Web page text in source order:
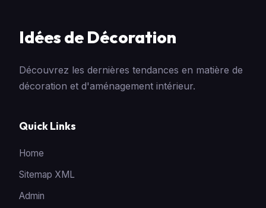
Idées de Décoration
Découvrez les dernières tendances en matière de
décoration et d'aménagement intérieur.
Quick Links
Home
Sitemap XML
Admin